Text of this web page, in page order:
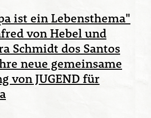
ist ein Lebensthema"
von Hebel und
Schmidt dos Santos
neue gemeinsame
von JUGEND für